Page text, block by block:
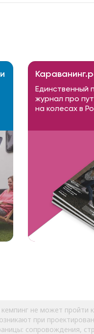
Единственный
журнал про
на колесах в
не может пройти
при
сопровождения,